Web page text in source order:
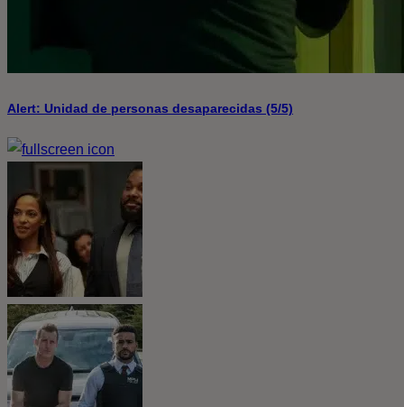
Alert: Unidad de personas desaparecidas (5/5)